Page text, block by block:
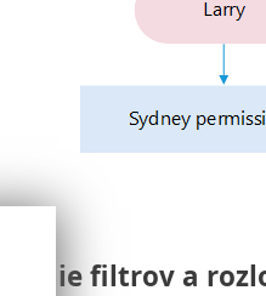
filtrov a